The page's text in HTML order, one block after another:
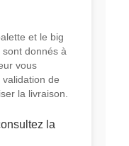
et le big
donnés à
vous
de
la livraison.
la